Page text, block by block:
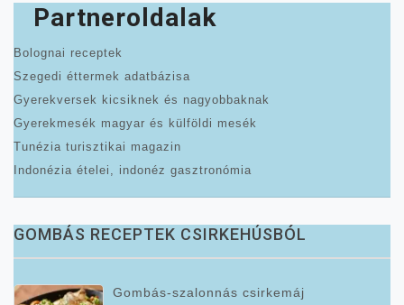
Partneroldalak
Bolognai receptek
Szegedi éttermek adatbázisa
Gyerekversek kicsiknek és nagyobbaknak
Gyerekmesék magyar és külföldi mesék
Tunézia turisztikai magazin
Indonézia ételei, indonéz gasztronómia
GOMBÁS RECEPTEK CSIRKEHÚSBÓL
Gombás-szalonnás csirkemáj